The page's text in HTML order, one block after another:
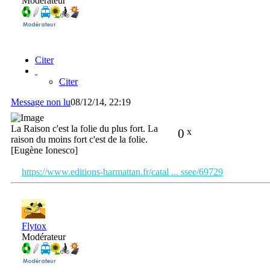
Citer
Citer
Message non lu08/12/14, 22:19
0 x
La Raison c'est la folie du plus fort. La
raison du moins fort c'est de la folie.
[Eugène Ionesco]
https://www.editions-harmattan.fr/catal ... ssee/69729
Flytox
Modérateur